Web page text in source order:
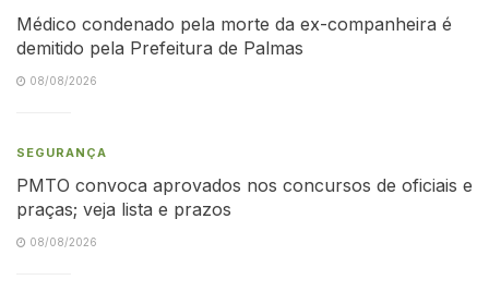
Médico condenado pela morte da ex-companheira é
demitido pela Prefeitura de Palmas
08/08/2026
SEGURANÇA
PMTO convoca aprovados nos concursos de oficiais e
praças; veja lista e prazos
08/08/2026